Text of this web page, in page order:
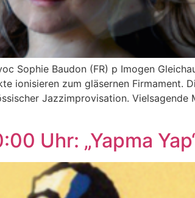
Sophie Baudon (FR) p Imogen
ionisieren zum gläsernen Firmament.
Jazzimprovisation.
Uhr: „Yapma